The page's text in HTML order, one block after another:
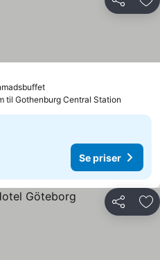
Del
til Gothenburg Central Station
Se priser
Del